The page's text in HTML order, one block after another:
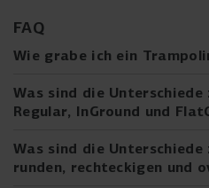
FAQ
Wie grabe ich ein
kaufen oder hast du bereits
eines Trampolins scheint
machen. Wir begleiten dich
von der Auswahl des richtigen
Was sind die Unterschiede
Regular, InGround und
FlatGround Trampolin? Hier
Eigenschaften pro Höhe:
Was sind die Unterschiede
runden, rechteckigen und